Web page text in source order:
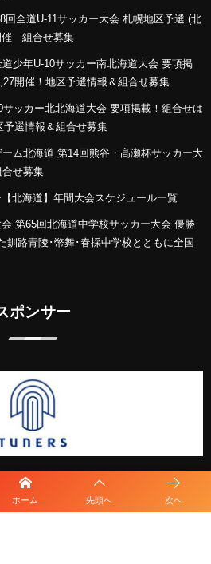
ホーム 先頭へ 次へ
回全道U-11サッカー大会 札幌地区予選 (北
催 組合せ募集
少年U-10サッカー南北海道大会 要項掲
開催！地区予選情報＆組合せ募集
ッカー北北海道大会 要項掲載！組合せは
選情報＆組合せ募集
ム北海道 第14回熊谷・髙瀬杯サッカー大
せ募集
北海道】年間大会スケジュール一覧
第65回北海道中学校サッカー大会 優勝
釧路青陵･幣舞･春採中学校とともに全国
ポンサー